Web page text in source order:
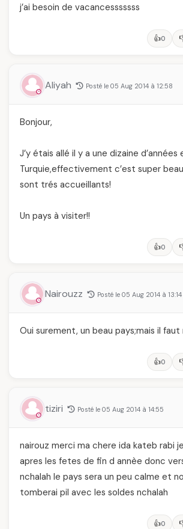
j’ai besoin de vacancesssssss
👍0
Aliyah Posté le 05 Aug 2014 à 12:58
Bonjour,
J’y étais allé il y a une dizaine d’années
Turquie,effectivement c’est super
sont trés accueillants!
Un pays à visiter!!
👍0
Nairouzz Posté le 05 Aug 2014 à 13:14
Oui surement, un beau pays;mais il faut
👍0
tiziri Posté le 05 Aug 2014 à 14:55
nairouz merci ma chere ida kateb rabi
apres les fetes de fin d annèe donc
nchalah le pays sera un peu calme et
tomberai pil avec les soldes nchalah
👍0